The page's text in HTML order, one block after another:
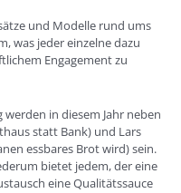
und Modelle rund ums
was jeder einzelne dazu
Engagement zu
in diesem Jahr neben
statt Bank) und Lars
essbares Brot wird) sein.
bietet jedem, der eine
eine Qualitätssauce